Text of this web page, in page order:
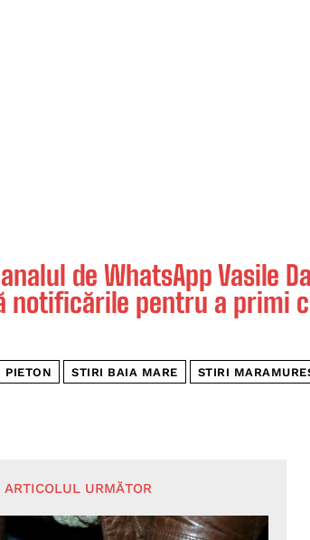
de WhatsApp Vasile
notificările pentru a primi
PIETON STIRI BAIA MARE STIRI
ARTICOLUL URMĂTOR